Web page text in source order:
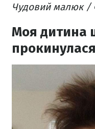
Чудовий малюк /
Моя дитина
прокинулася